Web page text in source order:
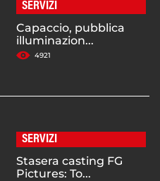
SERVIZI
Capaccio, pubblica
illuminazion...
4921
SERVIZI
Stasera casting FG
Pictures: To...